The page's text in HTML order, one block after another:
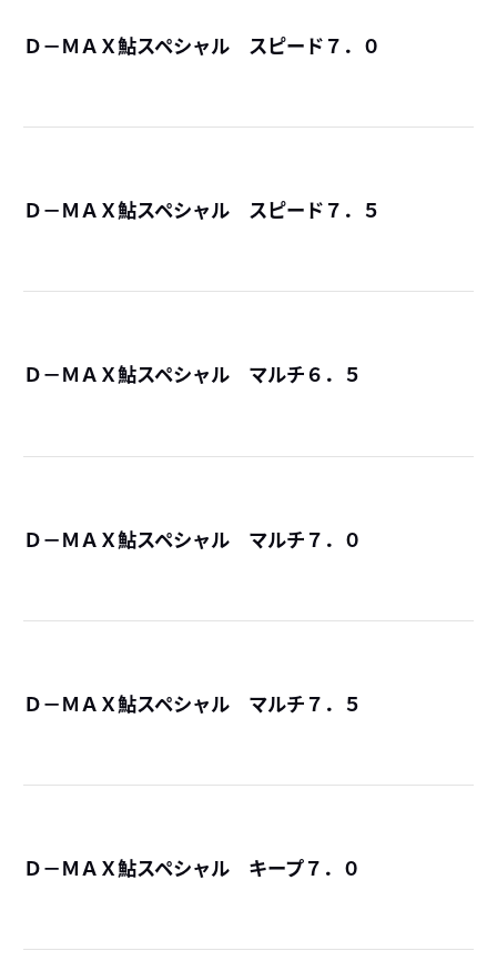
Ｄ－ＭＡＸ鮎スペシャル スピード７．０
Ｄ－ＭＡＸ鮎スペシャル スピード７．５
Ｄ－ＭＡＸ鮎スペシャル マルチ６．５
Ｄ－ＭＡＸ鮎スペシャル マルチ７．０
Ｄ－ＭＡＸ鮎スペシャル マルチ７．５
Ｄ－ＭＡＸ鮎スペシャル キープ７．０